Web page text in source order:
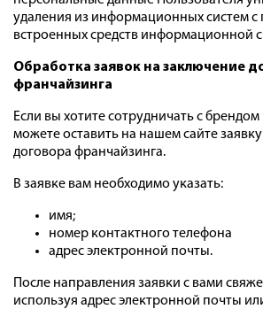
удаления из информационных систем
встроенных средств информационной
Обработка заявок на заключение
франчайзинга
Если вы хотите сотрудничать с брендом
можете оставить на нашем сайте
договора франчайзинга.
В заявке вам необходимо указать:
имя;
номер контактного телефона
адрес электронной почты.
После направления заявки с вами
используя адрес электронной почты